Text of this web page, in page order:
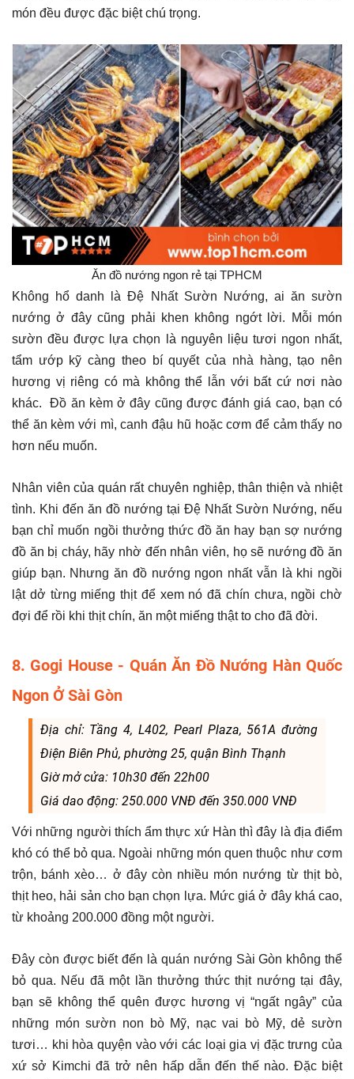
món đều được đặc biệt chú trọng.
Ăn đồ nướng ngon rẻ tại TPHCM
Không hổ danh là Đệ Nhất Sườn Nướng, ai ăn sườn
nướng ở đây cũng phải khen không ngớt lời. Mỗi món
sườn đều được lựa chọn là nguyên liệu tươi ngon nhất,
tẩm ướp kỹ càng theo bí quyết của nhà hàng, tạo nên
hương vị riêng có mà không thể lẫn với bất cứ nơi nào
khác. Đồ ăn kèm ở đây cũng được đánh giá cao, bạn có
thể ăn kèm với mì, canh đậu hũ hoặc cơm để cảm thấy no
hơn nếu muốn.
Nhân viên của quán rất chuyên nghiệp, thân thiện và nhiệt
tình. Khi đến ăn đồ nướng tại Đệ Nhất Sườn Nướng, nếu
bạn chỉ muốn ngồi thưởng thức đồ ăn hay bạn sợ nướng
đồ ăn bị cháy, hãy nhờ đến nhân viên, họ sẽ nướng đồ ăn
giúp bạn. Nhưng ăn đồ nướng ngon nhất vẫn là khi ngồi
lật dở từng miếng thịt để xem nó đã chín chưa, ngồi chờ
đợi để rồi khi thịt chín, ăn một miếng thật to cho đã đời.
8. Gogi House - Quán Ăn Đồ Nướng Hàn Quốc
Ngon Ở Sài Gòn
Địa chỉ: Tầng 4, L402, Pearl Plaza, 561A đường
Điện Biên Phủ, phường 25, quận Bình Thạnh
Giờ mở cửa: 10h30 đến 22h00
Giá dao động: 250.000 VNĐ đến 350.000 VNĐ
Với những người thích ẩm thực xứ Hàn thì đây là địa điểm
khó có thể bỏ qua. Ngoài những món quen thuộc như cơm
trộn, bánh xèo… ở đây còn nhiều món nướng từ thịt bò,
thịt heo, hải sản cho bạn chọn lựa. Mức giá ở đây khá cao,
từ khoảng 200.000 đồng một người.
Đây còn được biết đến là quán nướng Sài Gòn không thể
bỏ qua. Nếu đã một lần thưởng thức thịt nướng tại đây,
bạn sẽ không thể quên được hương vị “ngất ngây” của
những món sườn non bò Mỹ, nạc vai bò Mỹ, dẻ sườn
tươi… khi hòa quyện vào với các loại gia vị đặc trưng của
xứ sở Kimchi đã trở nên hấp dẫn đến thế nào. Đặc biệt